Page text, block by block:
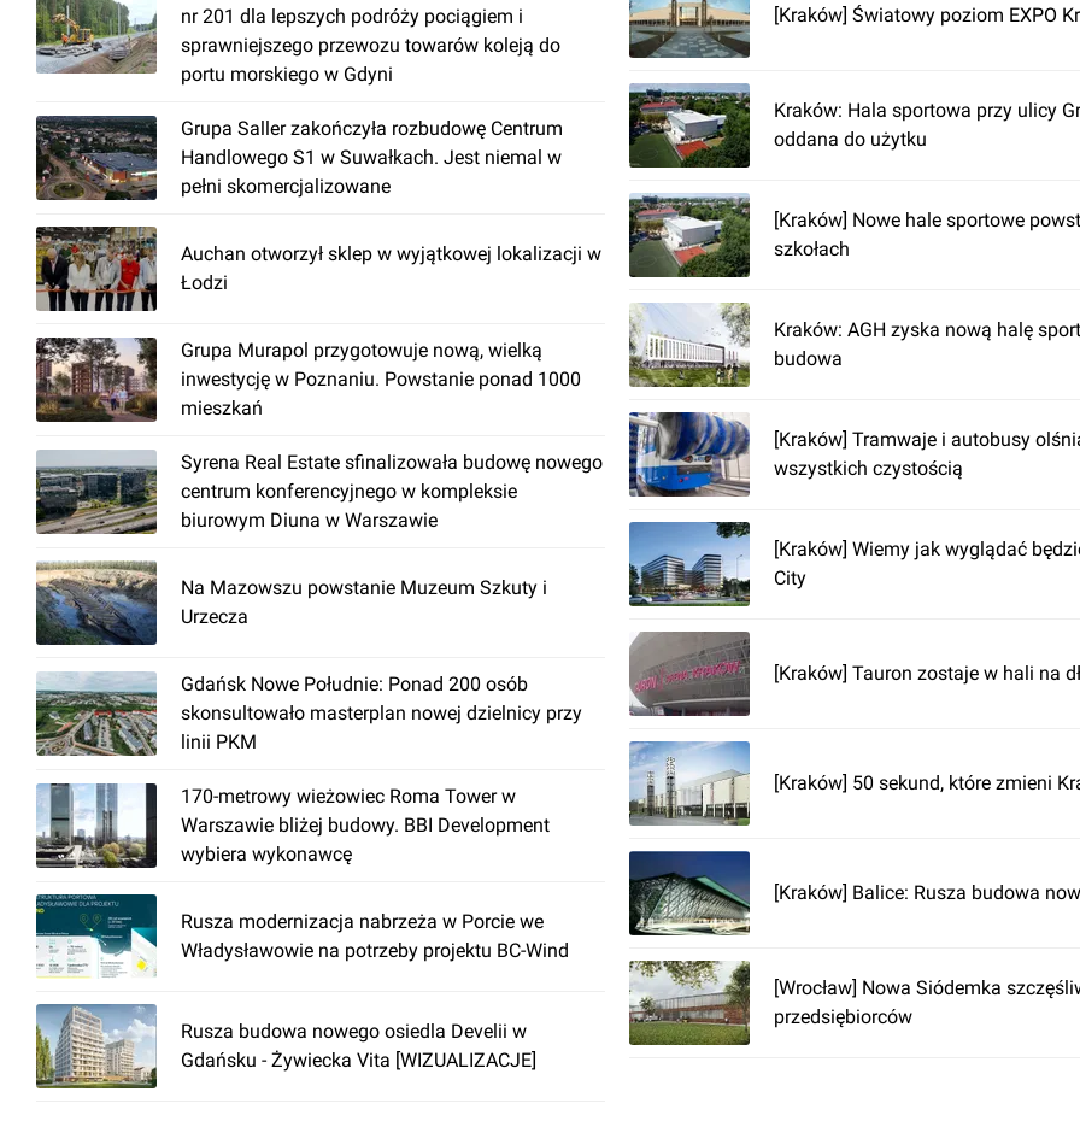
nr 201 dla lepszych podróży pociągiem i
sprawniejszego przewozu towarów koleją do
portu morskiego w Gdyni
Grupa Saller zakończyła rozbudowę Centrum
Handlowego S1 w Suwałkach. Jest niemal w
pełni skomercjalizowane
Auchan otworzył sklep w wyjątkowej lokalizacji w
Łodzi
Grupa Murapol przygotowuje nową, wielką
inwestycję w Poznaniu. Powstanie ponad 1000
mieszkań
Syrena Real Estate sfinalizowała budowę nowego
centrum konferencyjnego w kompleksie
biurowym Diuna w Warszawie
Na Mazowszu powstanie Muzeum Szkuty i
Urzecza
Gdańsk Nowe Południe: Ponad 200 osób
skonsultowało masterplan nowej dzielnicy przy
linii PKM
170-metrowy wieżowiec Roma Tower w
Warszawie bliżej budowy. BBI Development
wybiera wykonawcę
Rusza modernizacja nabrzeża w Porcie we
Władysławowie na potrzeby projektu BC-Wind
Rusza budowa nowego osiedla Develii w
Gdańsku - Żywiecka Vita [WIZUALIZACJE]
[Kraków] Światowy poziom EXPO
Kraków: Hala sportowa przy ulicy
oddana do użytku
[Kraków] Nowe hale sportowe
szkołach
Kraków: AGH zyska nową halę
budowa
[Kraków] Tramwaje i autobusy
wszystkich czystością
[Kraków] Wiemy jak wyglądać
City
[Kraków] Tauron zostaje w hali na
[Kraków] 50 sekund, które zmieni
[Kraków] Balice: Rusza budowa
[Wrocław] Nowa Siódemka
przedsiębiorców